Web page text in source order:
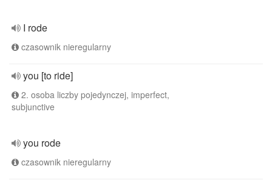
I rode
czasownik nieregularny
you [to ride]
2. osoba liczby pojedynczej, imperfect,
subjunctive
you rode
czasownik nieregularny